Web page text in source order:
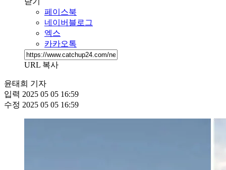
페이스북
네이버블로그
엑스
카카오톡
URL 복사
윤태희 기자
입력 2025 05 05 16:59
수정 2025 05 05 16:59